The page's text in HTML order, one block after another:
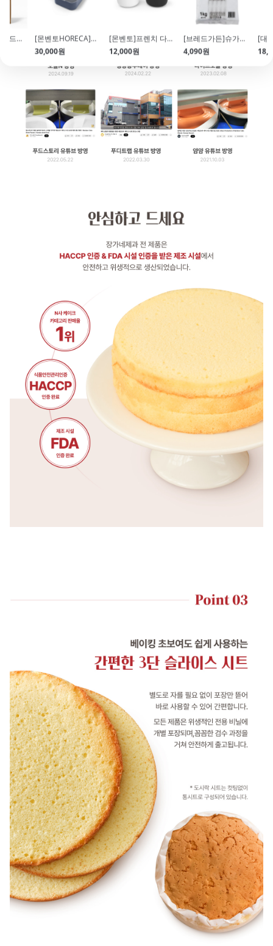
[칼리바우트]골드초콜릿(2.5kg)
[몬벤토HORECA]프렌치셰프 사각밀폐용기(소\/Dark Denim )
30,000원
[몬벤토]프렌치 다용도원형용기 2종(미니)
12,000원
[브레드가든]슈가파우더(1kg)
4,090원